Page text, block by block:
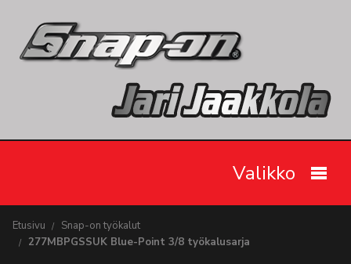
Valikko
Snap-on työkalut
Etusivu
Snap-on työkalut
277MBPGSSUK Blue-Point 3/8 työkalusarja